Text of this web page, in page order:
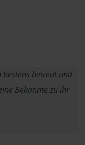
bestens betreut und
Bekannte zu ihr